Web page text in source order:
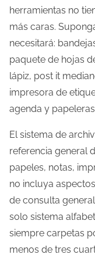
herramientas no
más caras.
necesitará:
paquete de hojas
lápiz, post it
impresora de
agenda y
El sistema de
referencia general
papeles, notas,
no incluya
de consulta
solo sistema
siempre carpetas
menos de tres